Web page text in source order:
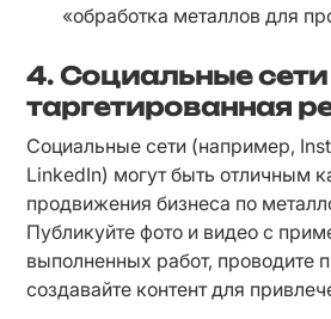
«обработка металлов для
4. Социальные сети
таргетированная
Социальные сети (например,
LinkedIn) могут быть отличным
продвижения бизнеса по
Публикуйте фото и видео с
выполненных работ, проводите
создавайте контент для